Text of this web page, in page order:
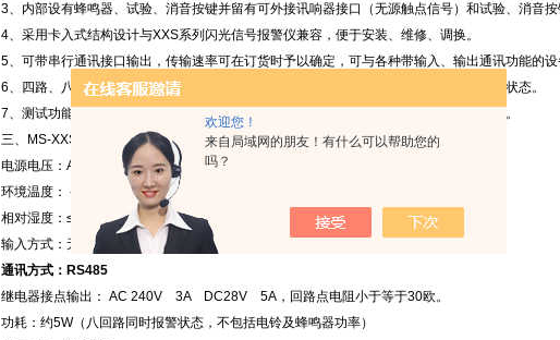
欢迎您！
来自局域网的朋友！有什么可以帮助您的
吗？
3、内部设有蜂鸣器、试验、消音按键并留有可外接讯响器接口（无源触点信号）和试验、消音按
4、采用卡入式结构设计与XXS系列闪光信号报警仪兼容，便于安装、维修、调换。
5、可带串行通讯接口输出，传输速率可在订货时予以确定，可与各种带输入、输出通讯功能的设
6、四路、八路输入信号，对应四个、八个高亮度数码管或发光块分别显示各通道的当前状态。
7、测试功能由外部接点开关或面板按键启动，消音功能由外部接点开关或面板按键控制。
三、MS-XXS智能闪光报警器参数：
电源电压：AC200V±10% 50 HZ 或DC24V±10%
环境温度：－10℃～45℃
相对湿度：≤85%
输入方式：无源触点，不允许有附加输入功率。
通讯方式：RS485
继电器接点输出： AC 240V 3A DC28V 5A，回路点电阻小于等于30欧。
功耗：约5W（八回路同时报警状态，不包括电铃及蜂鸣器功率）